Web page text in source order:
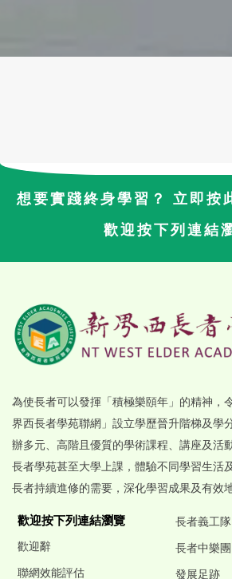
想要實踐終身學習？ 立即按
歡迎按下列連結
為使長者可以發揮「積極樂頤年」的精神，
界西長者學苑聯網」設立學歷晉升階梯及學
辦多元、高階且優質的學術課程、講座及活
長者學苑甚至大學上課，體驗不同學習生活
長者持續進修的需要，深化學習成果及有效
歡迎按下列連結瀏覽
歡迎辭
聯網效能評估
長者義工隊
長者中樂團
發展足跡